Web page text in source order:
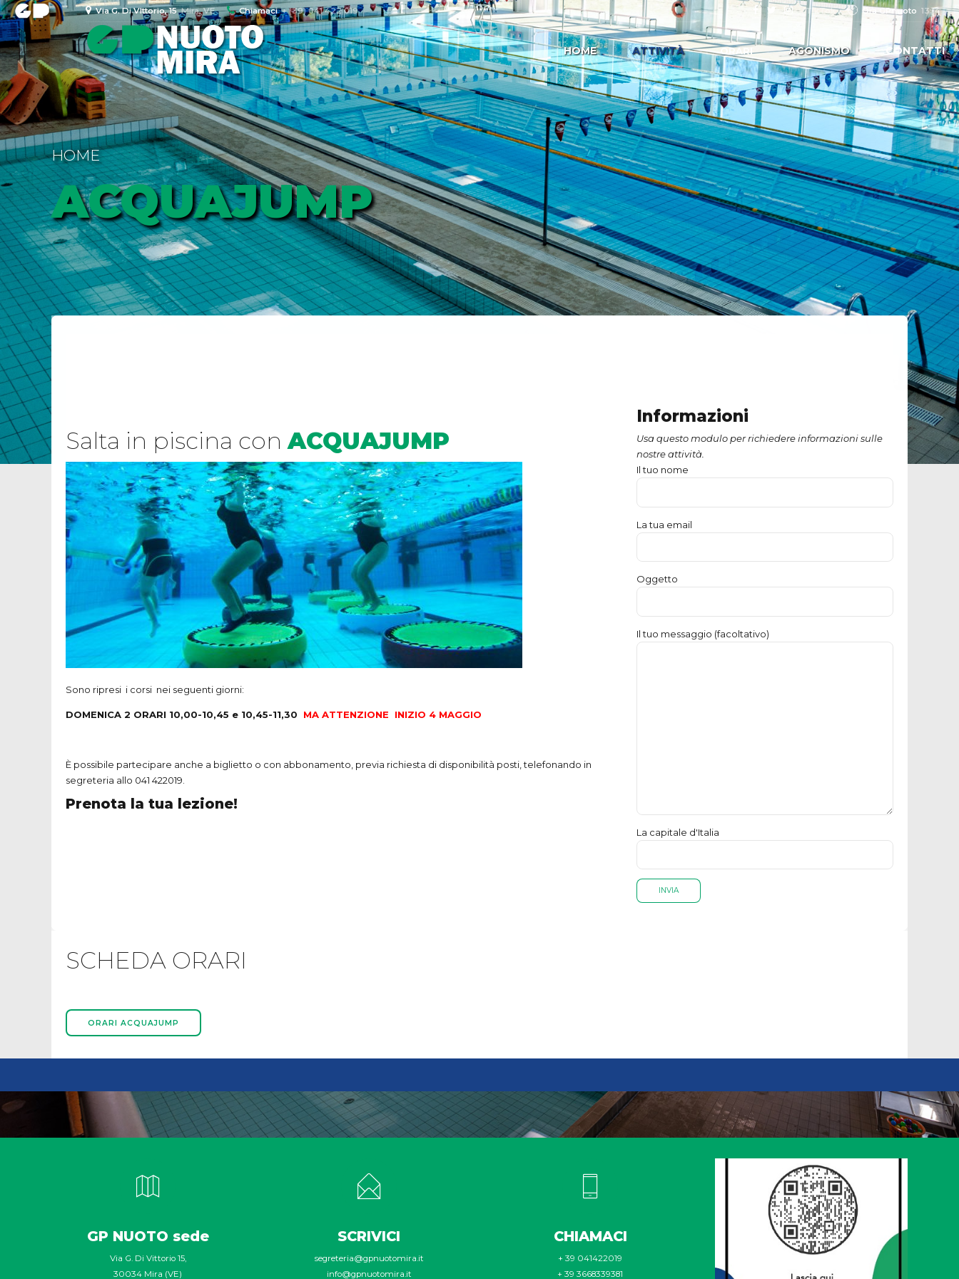
Via G. Di VIttorio, 15 Mira, VE Chiamaci + (39) 041 422 019 TikTok Ora GPnuoto 13:14
HOME ATTIVITÀ ORARI AGONISMO CONTATTI
HOME
ACQUAJUMP
Salta in piscina conACQUAJUMP
Sono ripresi i corsi nei seguenti giorni:
DOMENICA 2 ORARI 10,00-10,45 e 10,45-11,30 MA ATTENZIONE INIZIO 4 MAGGIO
È possibile partecipare anche a biglietto o con abbonamento, previa richiesta di disponibilità posti, telefonando in
segreteria allo 041 422019.
Prenota la tua lezione!
Informazioni
Usa questo modulo per richiedere informazioni sulle
nostre attività.
Il tuo nome
La tua email
Oggetto
Il tuo messaggio (facoltativo)
La capitale d'Italia
SCHEDA ORARI
ORARI ACQUAJUMP
GP NUOTO sede
Via G. Di Vittorio 15,
30034 Mira (VE)
SCRIVICI
segreteria@gpnuotomira.it
info@gpnuotomira.it
CHIAMACI
+ 39 041422019
+ 39 3668339381